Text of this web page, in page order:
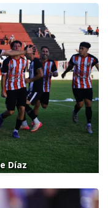
Díaz